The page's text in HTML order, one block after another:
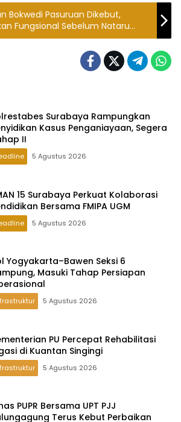
Bokwedi Pasuruan Dikebut,
Fungsional Sebelum Nataru
Surabaya Rampungkan
Kasus Penganiayaan, Segera
II
5 Agustus 2026
15 Surabaya Perkuat Kolaborasi
Bersama FMIPA UGM
5 Agustus 2026
Yogyakarta–Bawen Seksi 6
Masuki Tahap Persiapan
5 Agustus 2026
PU Percepat Rehabilitasi
di Kuantan Singingi
5 Agustus 2026
PUPR Bersama UPT PJJ
Terus Kebut Perbaikan